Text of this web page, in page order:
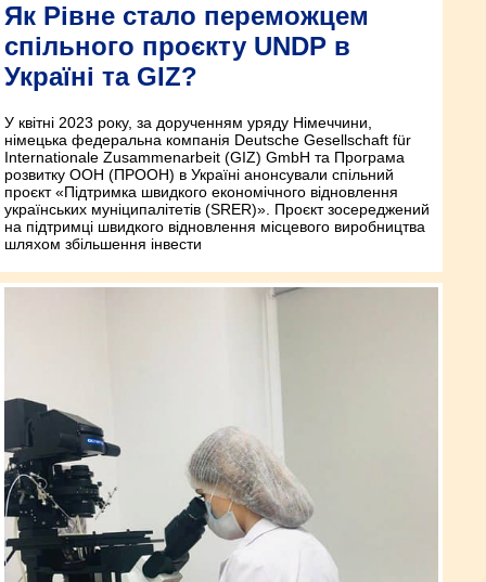
Як Рівне стало переможцем
спільного проєкту UNDP в
Україні та GIZ?
У квітні 2023 року, за дорученням уряду Німеччини,
німецька федеральна компанія Deutsche Gesellschaft für
Internationale Zusammenarbeit (GIZ) GmbH та Програма
розвитку ООН (ПРООН) в Україні анонсували спільний
проєкт «Підтримка швидкого економічного відновлення
українських муніципалітетів (SRER)». Проєкт зосереджений
на підтримці швидкого відновлення місцевого виробництва
шляхом збільшення інвести